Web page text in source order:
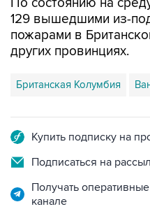
129 вышедшими из-
пожарами в
других провинциях.
Британская Колумбия
Купить подписку на
Подписаться на
Получать
канале